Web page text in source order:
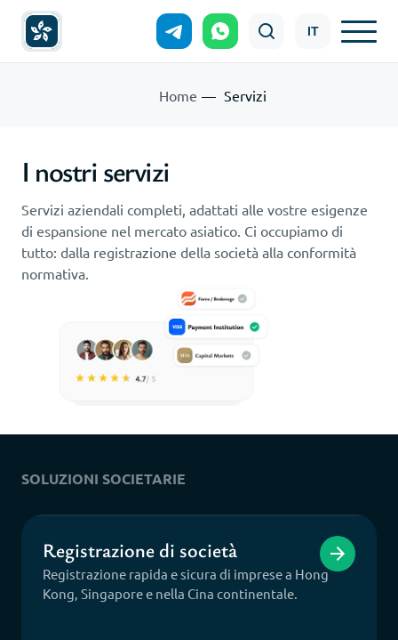
IT
Home Servizi
I nostri servizi
Servizi aziendali completi, adattati alle vostre esigenze
di espansione nel mercato asiatico. Ci occupiamo di
tutto: dalla registrazione della società alla conformità
normativa.
SOLUZIONI SOCIETARIE
Registrazione di società
Registrazione rapida e sicura di imprese a Hong
Kong, Singapore e nella Cina continentale.